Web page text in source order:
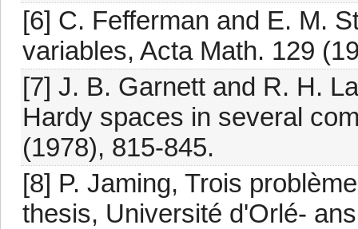
[6] C. Fefferman and E. M.
variables, Acta Math. 129
[7] J. B. Garnett and R. H.
Hardy spaces in several
(1978), 815-845.
[8] P. Jaming, Trois
thesis, Université d'Orlé-